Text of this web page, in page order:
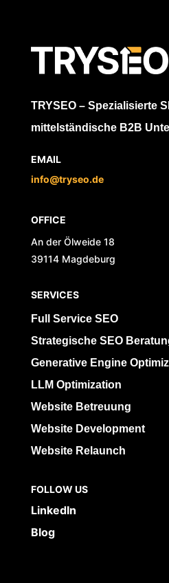
TRYSEO – Spezialisierte
mittelständische B2B
EMAIL
info@tryseo.de
OFFICE
An der Ölweide 18
39114 Magdeburg
SERVICES
Full Service SEO
Strategische SEO
Generative Engine
LLM Optimization
Website Betreuung
Website Development
Website Relaunch
FOLLOW US
LinkedIn
Blog